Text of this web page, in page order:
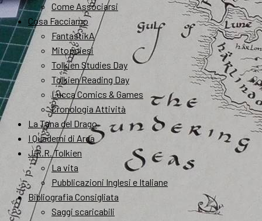
Come Associarsi
Cosa Facciamo
FantastikA
Mitopoiesi
Tolkien Studies Day
Tolkien Reading Day
Lucca Comics & Games
Cronologia Attività
La Tana del Drago
I Quaderni di Arda
J.R.R. Tolkien
La vita
Pubblicazioni Inglesi e Italiane
Bibliografia Consigliata
Saggi scaricabili